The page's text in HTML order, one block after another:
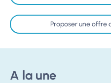
Proposer une offre
A la une